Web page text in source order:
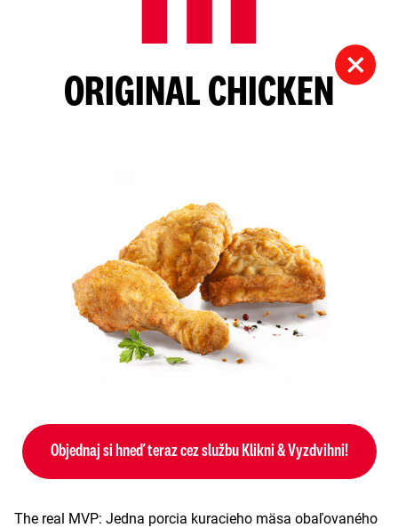
ORIGINAL CHICKEN
Objednaj si hneď teraz cez službu Klikni & Vyzdvihni!
The real MVP: Jedna porcia kuracieho mäsa obaľovaného